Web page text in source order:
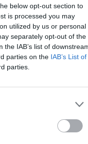
below opt-out section to
is processed you may
utilized by us or personal
separately opt-out of the
IAB’s list of
parties on the IAB’s List of
parties.
komplett bei mir. Habe bereits